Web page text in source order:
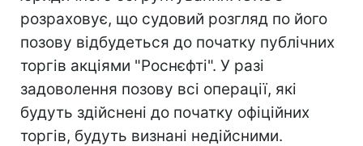
розраховує, що судовий розгляд по його
позову відбудеться до початку публічних
торгів акціями "Роснєфті". У разі
задоволення позову всі операції, які
будуть здійснені до початку офіційних
торгів, будуть визнані недійсними.